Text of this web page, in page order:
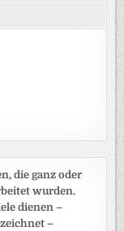
die ganz oder
wurden.
dienen –
–